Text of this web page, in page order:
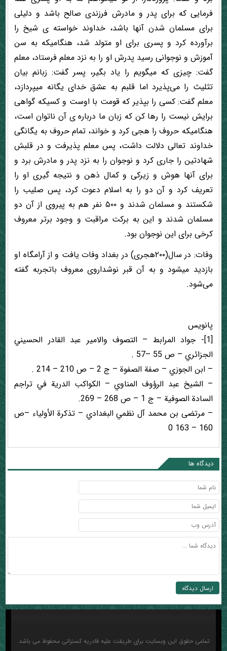
فرمایی که برای پدر و مادرش فرزندی صالح باشد و دلیلی
برای مسلمان شدن آنها باشد، خداوند خواسته ی شیخ را
برآورده کرد و پسری برای او متولد شد، هنگامیکه به سن
آموزش و نوجوانی رسید پدرش او را به نزد معلم فرستاد، معلم
گفت: چیزی که میگویم را یاد بگیر، پسر گفت: زبانم بیان
تثلیث را می‌پذیرد اما قلبم به عشق خدای یگانه میپردازد،
معلم گفت: کسی را بپذیر که قومت با اوست و کسیکه گواهی
برایش نیست را رها کن که زبان ما درباره ی آن ناتوان است،
هنگامیکه حروف را هجی کرد و خواند، تمام حروف به یگانگی
خداوند تعالی دلالت داشت، پس معلم پذیرفت و در قلبش
شهادتین را جاری کرد و نوجوان را به نزد پدر و مادرش برد و
برای آنها هوش و زیرکی و کمال ذهن و نتیجه گیری او را
تعریف کرد و آن دو را به اسلام دعوت کرد، پس صلیب را
شکستند و مسلمان شدند و ۵۰۰ نفر هم به پیروی از آن دو
مسلمان شدند و این به برکت مراقبت و وجود برتر معروف
کرخی برای این نوجوان بود.
وفات: در سال(۲۰۰هجری) در بغداد وفات یافت و از آرامگاه او
بازدید میشود و به آن قبر نوشداروی معروف باتجربه گفته
می‌شود.
پانویس
[1]- جواد المرابط – التصوف والامير عبد القادر الحسيني
الجزائري – ص 55 –57 .
– ابن الجوزي – صفة الصفوة – ج 2 – ص 210 – 214 .
– الشيخ عبد الرؤوف المناوي – الكواكب الدرية في تراجم
السادة الصوفية – ج 1 – ص 268 – 269.
– مرتضى بن محمد آل نظمي البغدادي – تذكرة الأولياء –ص
160 – 163 0
دیدگاه ها
تمامی حقوق این وبسایت برای طریقت علیه قادریه کسنزانی محفوظ می باشد.